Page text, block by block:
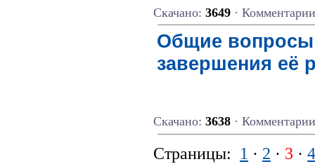
Скачано: 3649 ·
Общие вопросы
завершения её
Скачано: 3638 ·
Страницы: 1 · 2 · 3 · 4